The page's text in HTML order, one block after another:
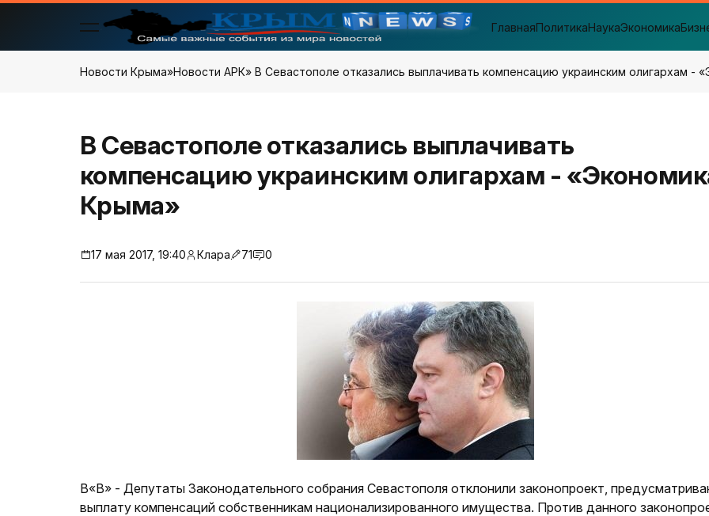
ГлавнаяПолитикаНаукаЭкономика
Новости Крыма»Новости АРК» В Севастополе отказались выплачивать компенсацию украинским олигархам -
В Севастополе отказались выплачивать
компенсацию украинским олигархам -
Крыма»
17 мая 2017, 19:40 Клара 71 0
В«В» - Депутаты Законодательного собрания Севастополя отклонили законопроект,
выплату компенсаций собственникам национализированного имущества. Против данного